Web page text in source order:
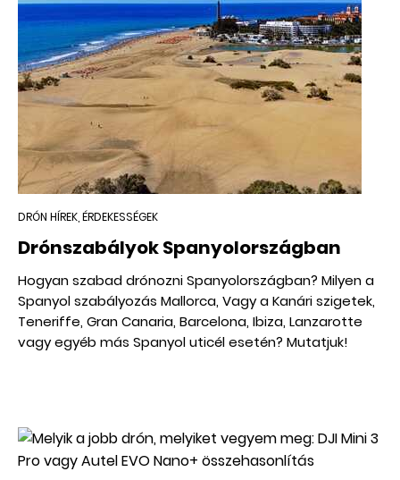
DRÓN HÍREK, ÉRDEKESSÉGEK
Drónszabályok Spanyolországban
Hogyan szabad drónozni Spanyolországban? Milyen a
Spanyol szabályozás Mallorca, Vagy a Kanári szigetek,
Teneriffe, Gran Canaria, Barcelona, Ibiza, Lanzarotte
vagy egyéb más Spanyol uticél esetén? Mutatjuk!